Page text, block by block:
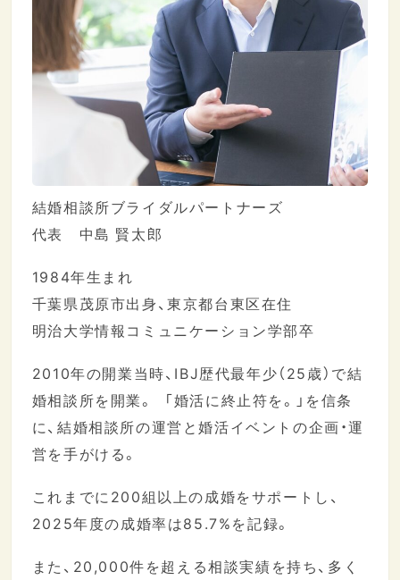
結婚相談所ブライダルパートナーズ
代表 中島 賢太郎
1984年生まれ
千葉県茂原市出身、東京都台東区在住
明治大学情報コミュニケーション学部卒
2010年の開業当時、IBJ歴代最年少（25歳）で結
婚相談所を開業。 「婚活に終止符を。」を信条
に、結婚相談所の運営と婚活イベントの企画・運
営を手がける。
これまでに200組以上の成婚をサポートし、
2025年度の成婚率は85.7%を記録。
また、20,000件を超える相談実績を持ち、多く